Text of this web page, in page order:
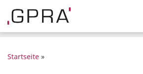
Startseite »